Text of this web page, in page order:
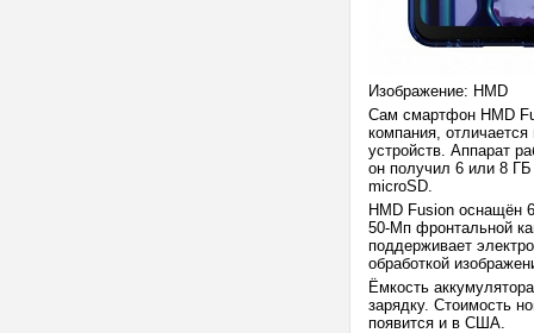
Изображение: HMD
Сам смартфон HMD
компания,
устройств. Аппарат
он получил 6 или 8
microSD.
HMD Fusion оснащён
50-Мп фронтальной
поддерживает
обработкой
Ёмкость
зарядку. Стоимость
появится и в США.